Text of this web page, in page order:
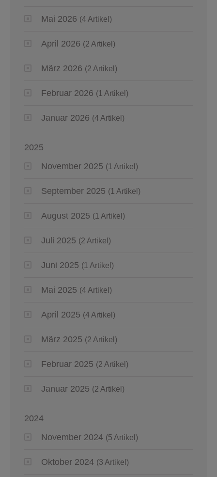
Mai 2026 (4 Artikel)
April 2026 (2 Artikel)
März 2026 (2 Artikel)
Februar 2026 (1 Artikel)
Januar 2026 (4 Artikel)
2025
November 2025 (1 Artikel)
September 2025 (1 Artikel)
August 2025 (1 Artikel)
Juli 2025 (2 Artikel)
Juni 2025 (1 Artikel)
Mai 2025 (4 Artikel)
April 2025 (4 Artikel)
März 2025 (2 Artikel)
Februar 2025 (2 Artikel)
Januar 2025 (2 Artikel)
2024
November 2024 (5 Artikel)
Oktober 2024 (3 Artikel)